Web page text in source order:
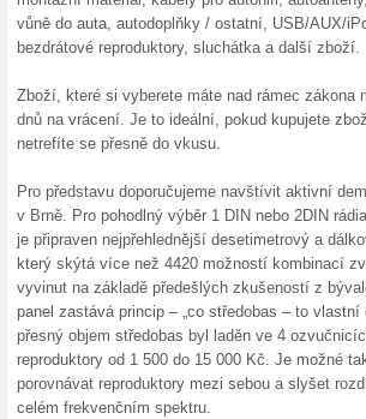
nelíbilo nebo
převzetí. Vrátit
budeme rádi, je to
Doprava
100% fungovalo